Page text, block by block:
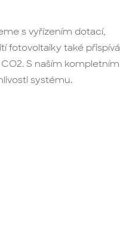
s vyřízením dotací,
fotovoltaiky také přispívá
S naším kompletním
systému.